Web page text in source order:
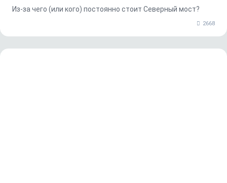
Из-за чего (или кого) постоянно стоит Северный мост?
2668